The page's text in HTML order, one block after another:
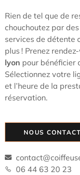
Rien de tel que de
chouchoutez par
services de détente
plus ! Prenez
lyon pour bénéficier
Sélectionnez votre
et l’heure de la
réservation.
NOUS
06 44 63 20 23